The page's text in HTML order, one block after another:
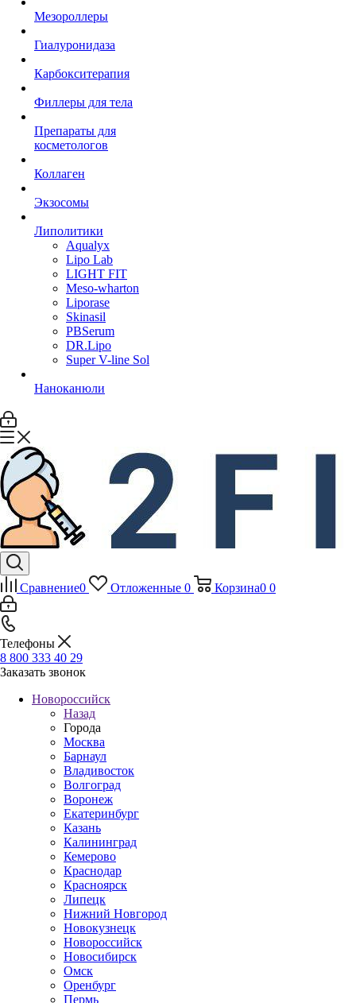
Мезороллеры
Гиалуронидаза
Карбокситерапия
Филлеры для тела
Препараты для
косметологов
Коллаген
Экзосомы
Липолитики
Aqualyx
Lipo Lab
LIGHT FIT
Meso-wharton
Liporase
Skinasil
PBSerum
DR.Lipo
Super V-line Sol
Наноканюли
Сравнение0 Отложенные 0 Корзина0 0
Телефоны
8 800 333 40 29
Заказать звонок
Новороссийск
Назад
Города
Москва
Барнаул
Владивосток
Волгоград
Воронеж
Екатеринбург
Казань
Калининград
Кемерово
Краснодар
Красноярск
Липецк
Нижний Новгород
Новокузнецк
Новороссийск
Новосибирск
Омск
Оренбург
Пермь